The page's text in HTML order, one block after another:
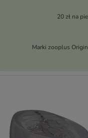
20 zł na
Marki zooplus